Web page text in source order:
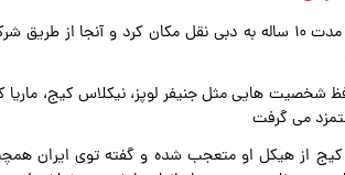
می گرفت
کیج از هیکل او متعجب شده و گفته توی ایران